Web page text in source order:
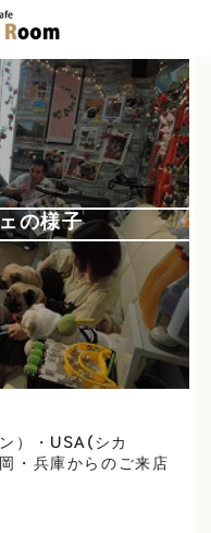
の様子
）・USA(シカ
・兵庫からのご来店